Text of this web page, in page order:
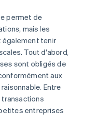
permet de
mais les
tenir
Tout d'abord,
sont obligés de
aux
Entre
entreprises